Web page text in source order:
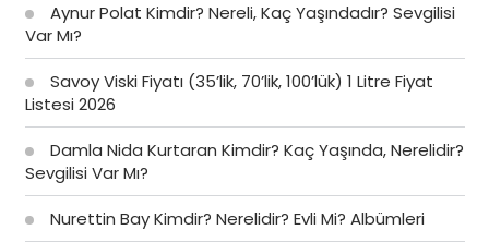
Aynur Polat Kimdir? Nereli, Kaç Yaşındadır? Sevgilisi
Var Mı?
Savoy Viski Fiyatı (35’lik, 70’lik, 100’lük) 1 Litre Fiyat
Listesi 2026
Damla Nida Kurtaran Kimdir? Kaç Yaşında, Nerelidir?
Sevgilisi Var Mı?
Nurettin Bay Kimdir? Nerelidir? Evli Mi? Albümleri